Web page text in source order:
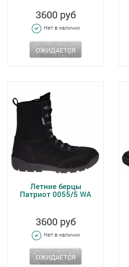
3600 руб
Нет в наличии
ОЖИДАЕТСЯ
Летние берцы
Патриот 0055/5 WA
3600 руб
Нет в наличии
ОЖИДАЕТСЯ